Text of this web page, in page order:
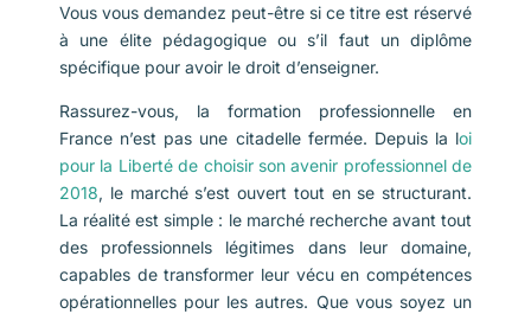
Vous vous demandez peut-être si ce titre est réservé
à une élite pédagogique ou s’il faut un diplôme
spécifique pour avoir le droit d’enseigner.
Rassurez-vous, la formation professionnelle en
France n’est pas une citadelle fermée. Depuis la loi
pour la Liberté de choisir son avenir professionnel de
2018, le marché s’est ouvert tout en se structurant.
La réalité est simple : le marché recherche avant tout
des professionnels légitimes dans leur domaine,
capables de transformer leur vécu en compétences
opérationnelles pour les autres. Que vous soyez un